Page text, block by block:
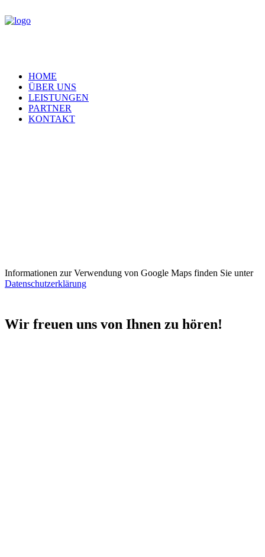
HOME
ÜBER UNS
LEISTUNGEN
PARTNER
KONTAKT
Informationen zur Verwendung von Google Maps finden Sie unter
Datenschutzerklärung
Wir freuen uns von Ihnen zu hören!